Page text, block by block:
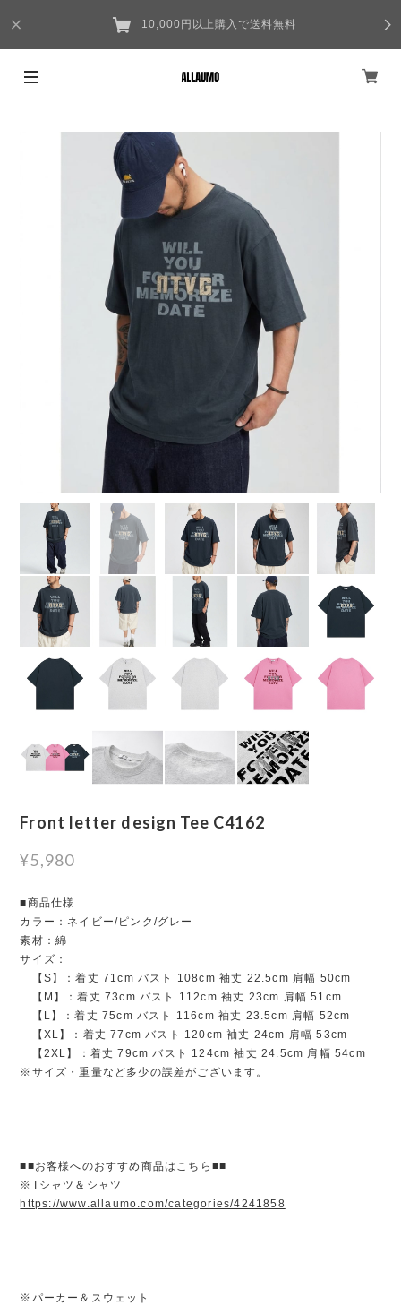
10,000円以上購入で送料無料
Front letter design Tee C4162
¥5,980
■商品仕様
カラー：ネイビー/ピンク/グレー
素材：綿
サイズ：
【S】：着丈 71cm バスト 108cm 袖丈 22.5cm 肩幅 50cm
【M】：着丈 73cm バスト 112cm 袖丈 23cm 肩幅 51cm
【L】：着丈 75cm バスト 116cm 袖丈 23.5cm 肩幅 52cm
【XL】：着丈 77cm バスト 120cm 袖丈 24cm 肩幅 53cm
【2XL】：着丈 79cm バスト 124cm 袖丈 24.5cm 肩幅 54cm
※サイズ・重量など多少の誤差がございます。
----------------------------------------------------------
■■お客様へのおすすめ商品はこちら■■
※Tシャツ＆シャツ
https://www.allaumo.com/categories/4241858
※パーカー＆スウェット